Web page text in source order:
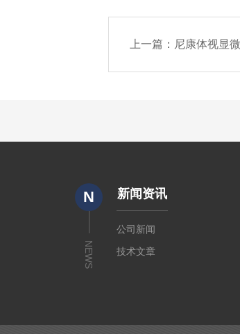
上一篇： 尼康体视显微
N
NEWS
新闻资讯
公司新闻
技术文章